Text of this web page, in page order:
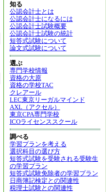
知る
公認会計士とは
公認会計士になるには
公認会計士試験概要
公認会計士試験の統計
短答式試験について
論文式試験について
選ぶ
専門学校情報
資格の大原
資格の学校TAC
クレアール
LEC東京リーガルマインド
AXL（アクセル）
東京CPA専門学校
ICOライセンススクール
調べる
学習プランを考える
選択科目の選び方
短答式試験を受験される受験生
の学習プラン
短答式試験免除者の学習プラン
日商簿記検定との関連性
税理士試験との関連性